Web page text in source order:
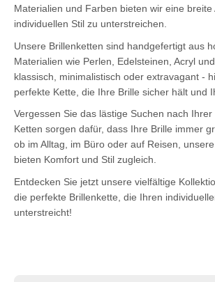
Materialien und Farben bieten wir eine breite
individuellen Stil zu unterstreichen.
Unsere Brillenketten sind handgefertigt aus
Materialien wie Perlen, Edelsteinen, Acryl
klassisch, minimalistisch oder extravagant -
perfekte Kette, die Ihre Brille sicher hält und
Vergessen Sie das lästige Suchen nach
Ketten sorgen dafür, dass Ihre Brille immer
ob im Alltag, im Büro oder auf Reisen,
bieten Komfort und Stil zugleich.
Entdecken Sie jetzt unsere vielfältige
die perfekte Brillenkette, die Ihren
unterstreicht!